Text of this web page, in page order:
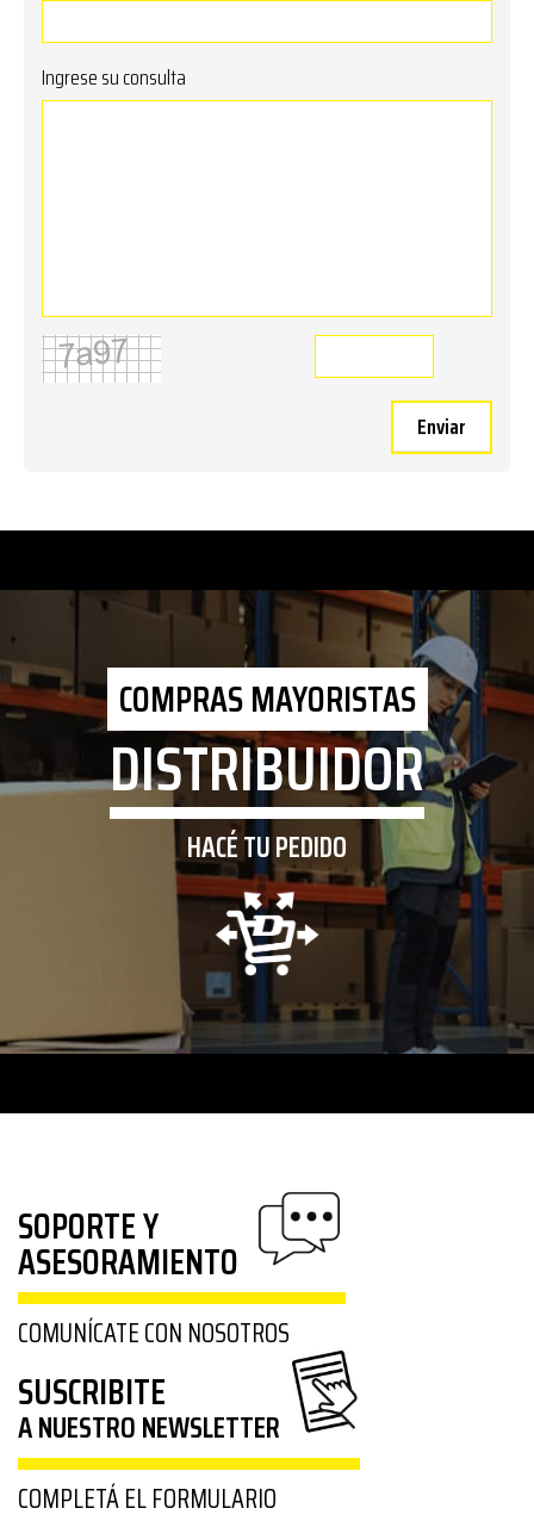
Ingrese su consulta
Enviar
COMPRAS MAYORISTAS
DISTRIBUIDOR
HACÉ TU PEDIDO
SOPORTE Y
ASESORAMIENTO
COMUNÍCATE CON NOSOTROS
SUSCRIBITE
A NUESTRO NEWSLETTER
COMPLETÁ EL FORMULARIO